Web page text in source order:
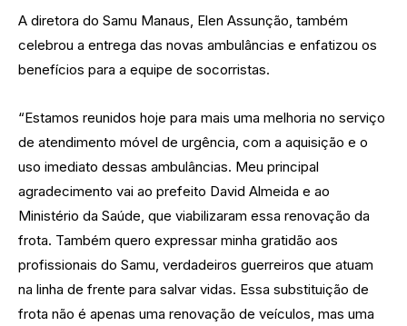
A diretora do Samu Manaus, Elen Assunção, também
celebrou a entrega das novas ambulâncias e enfatizou os
benefícios para a equipe de socorristas.
“Estamos reunidos hoje para mais uma melhoria no serviço
de atendimento móvel de urgência, com a aquisição e o
uso imediato dessas ambulâncias. Meu principal
agradecimento vai ao prefeito David Almeida e ao
Ministério da Saúde, que viabilizaram essa renovação da
frota. Também quero expressar minha gratidão aos
profissionais do Samu, verdadeiros guerreiros que atuam
na linha de frente para salvar vidas. Essa substituição de
frota não é apenas uma renovação de veículos, mas uma